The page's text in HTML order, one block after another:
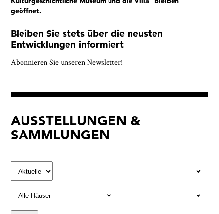
geöffnet.
Bleiben Sie stets über die neusten
Entwicklungen informiert
Abonnieren Sie unseren Newsletter!
AUSSTELLUNGEN &
SAMMLUNGEN